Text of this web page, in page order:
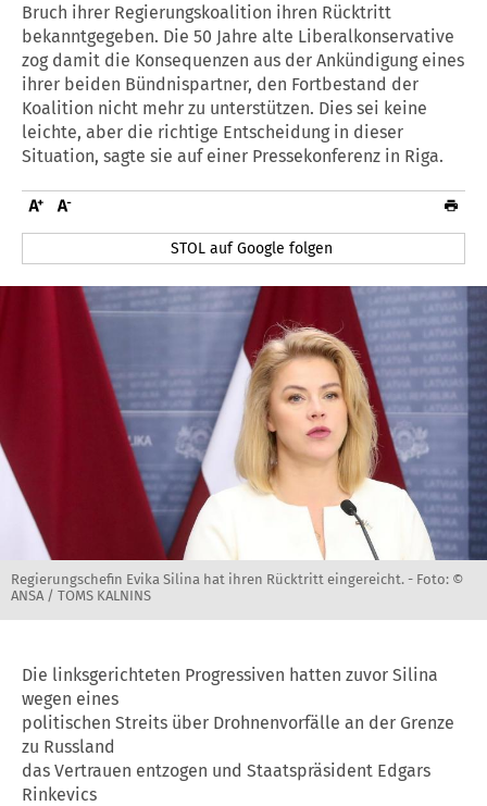
Bruch ihrer Regierungskoalition ihren Rücktritt
bekanntgegeben. Die 50 Jahre alte Liberalkonservative
zog damit die Konsequenzen aus der Ankündigung eines
ihrer beiden Bündnispartner, den Fortbestand der
Koalition nicht mehr zu unterstützen. Dies sei keine
leichte, aber die richtige Entscheidung in dieser
Situation, sagte sie auf einer Pressekonferenz in Riga.
STOL auf Google folgen
Regierungschefin Evika Silina hat ihren Rücktritt eingereicht. - Foto: ©
ANSA / TOMS KALNINS
Die linksgerichteten Progressiven hatten zuvor Silina
wegen eines
politischen Streits über Drohnenvorfälle an der Grenze
zu Russland
das Vertrauen entzogen und Staatspräsident Edgars
Rinkevics